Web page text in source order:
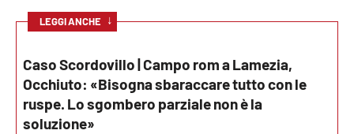
Cultura
Economia e Lavoro
Politica
LEGGI ANCHE ↓
Caso Scordovillo | Campo rom a Lamezia,
Occhiuto: «Bisogna sbaraccare tutto con le
ruspe. Lo sgombero parziale non è la
soluzione»